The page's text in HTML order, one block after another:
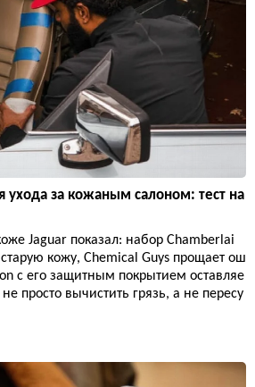
ухода за кожаным салоном: тест на
Jaguar показал: набор Chamberlai
кожу, Chemical Guys прощает ош
с его защитным покрытием оставляе
просто вычистить грязь, а не пересу